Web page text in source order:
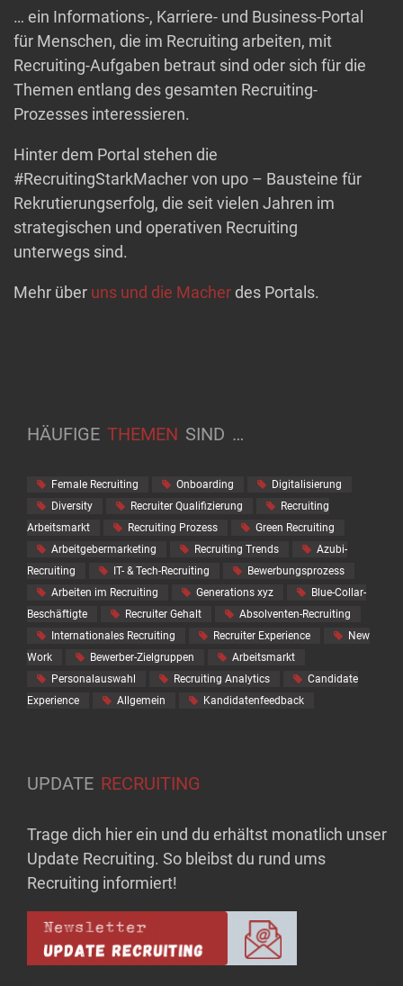
… ein Informations-, Karriere- und Business-Portal
für Menschen, die im Recruiting arbeiten, mit
Recruiting-Aufgaben betraut sind oder sich für die
Themen entlang des gesamten Recruiting-
Prozesses interessieren.
Hinter dem Portal stehen die
#RecruitingStarkMacher von upo – Bausteine für
Rekrutierungserfolg, die seit vielen Jahren im
strategischen und operativen Recruiting
unterwegs sind.
Mehr über uns und die Macherdes Portals.
HÄUFIGE THEMEN SIND …
Female Recruiting Onboarding
Digitalisierung
Diversity
Recruiter Qualifizierung
Recruiting
Arbeitsmarkt
Recruiting Prozess
Green Recruiting
Arbeitgebermarketing
Recruiting Trends
Azubi-
Recruiting
IT- & Tech-Recruiting
Bewerbungsprozess
Arbeiten im Recruiting
Generations xyz
Blue-Collar-
Beschäftigte
Recruiter Gehalt
Absolventen-Recruiting
Internationales Recruiting
Recruiter Experience
New
Work
Bewerber-Zielgruppen
Arbeitsmarkt
Personalauswahl
Recruiting Analytics
Candidate
Experience
Allgemein Kandidatenfeedback
UPDATE RECRUITING
Trage dich hier ein und du erhältst monatlich unser
Update Recruiting. So bleibst du rund ums
Recruiting informiert!